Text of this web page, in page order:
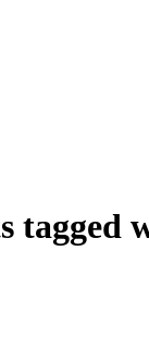
tagged